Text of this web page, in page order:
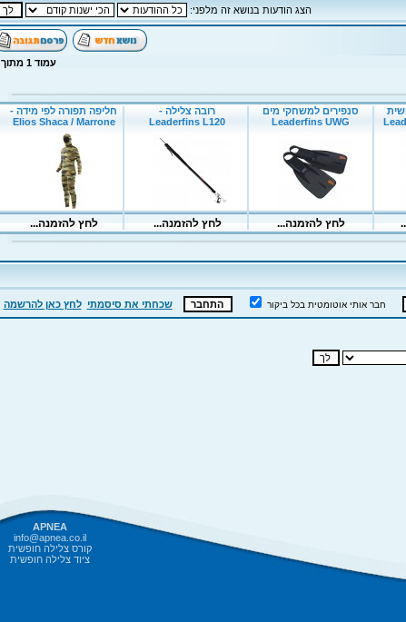
הצג הודעות בנושא זה מלפני:
עמוד 1 מתוך
חבר אותי אוטומטית בכל ביקור שכחתי את סיסמתי לחץ כאן להרשמה
APNEA
info@apnea.co.il
קורס צלילה חופשית
ציוד צלילה חופשית